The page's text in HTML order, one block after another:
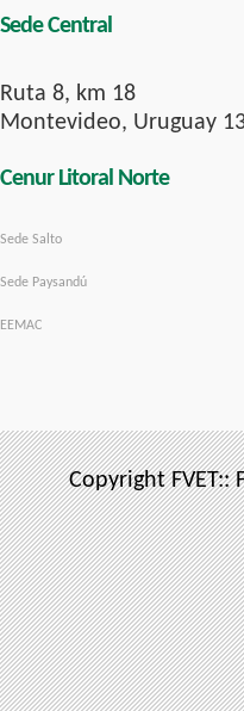
Sede Central
Ruta 8, km 18
Montevideo, Uruguay
Cenur Litoral Norte
Sede Salto
Sede Paysandú
EEMAC
Copyright FVET::